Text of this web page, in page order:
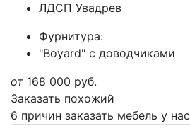
ЛДСП Увадрев
Фурнитура:
"Boyard" с доводчиками
от 168 000 руб.
Заказать похожий
6 причин заказать мебель у нас